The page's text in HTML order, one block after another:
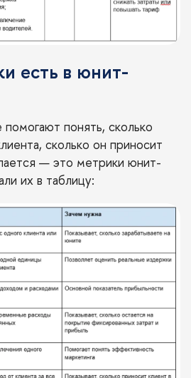
есть в юнит-
понять, сколько
сколько он приносит
— это метрики юнит-
их в таблицу: